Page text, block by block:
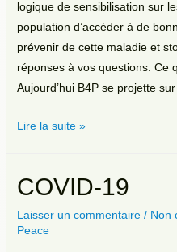
logique de sensibilisation sur
population d’accéder à de
prévenir de cette maladie et
réponses à vos questions: Ce
Aujourd’hui B4P se projette
COVID-
Lire la suite »
COVID-19
Laisser un commentaire / Non
Peace